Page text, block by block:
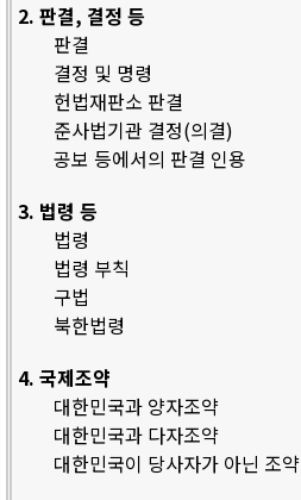
2. 판결, 결정 등
판결
결정 및 명령
헌법재판소 판결
준사법기관 결정(의결)
공보 등에서의 판결 인용
3. 법령 등
법령
법령 부칙
구법
북한법령
4. 국제조약
대한민국과 양자조약
대한민국과 다자조약
대한민국이 당사자가 아닌 조약